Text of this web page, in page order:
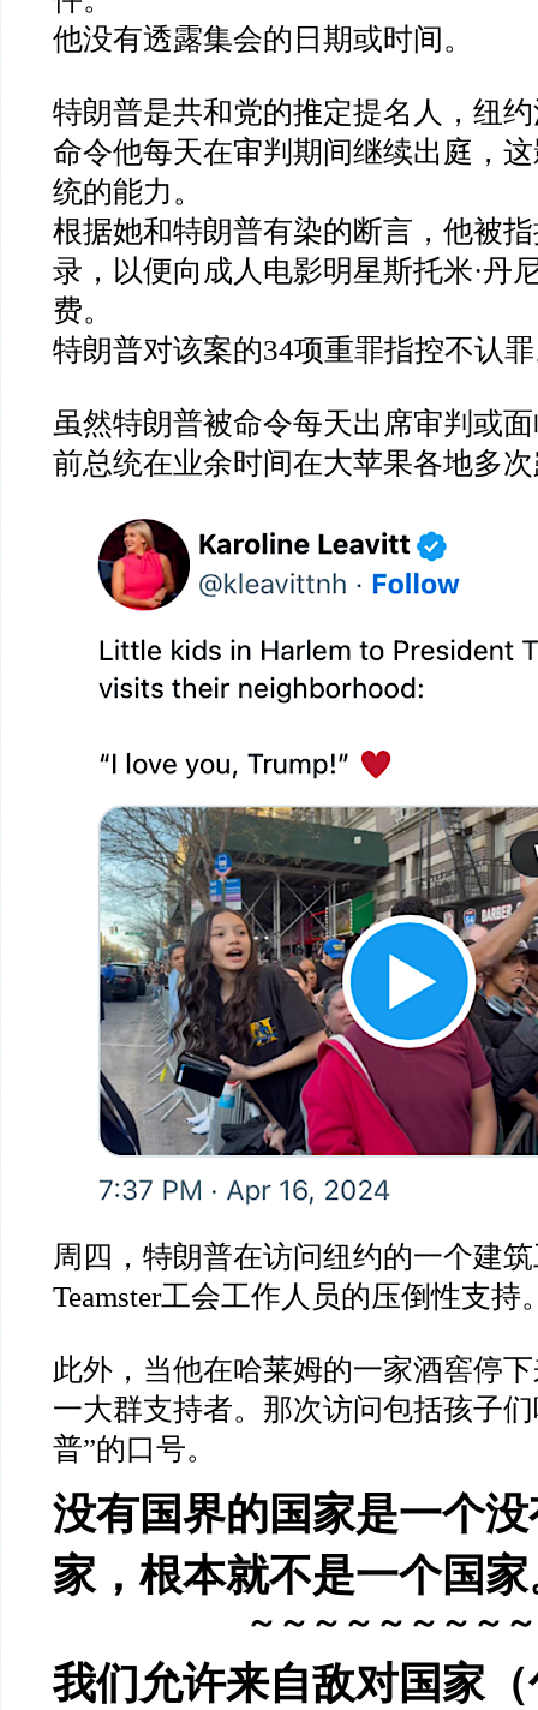
他没有透露集会的日期或时间。
特朗普是共和党的推定提名人，纽
命令他每天在审判期间继续出庭，
统的能力。
根据她和特朗普有染的断言，他被
录，以便向成人电影明星斯托米·丹
费。
特朗普对该案的34项重罪指控不认
虽然特朗普被命令每天出席审判或
前总统在业余时间在大苹果各地多
周四，特朗普在访问纽约的一个建
Teamster工会工作人员的压倒性支持
此外，当他在哈莱姆的一家酒窖停
一大群支持者。那次访问包括孩子
普”的口号。
没有国界的国家是一个
家，根本就不是一个国家
～～～～～～～～
我们允许来自敌对国家